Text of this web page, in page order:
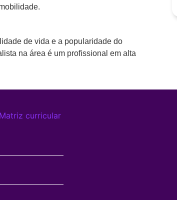
de vida e a popularidade do
na área é um profissional em alta
Matriz curricular